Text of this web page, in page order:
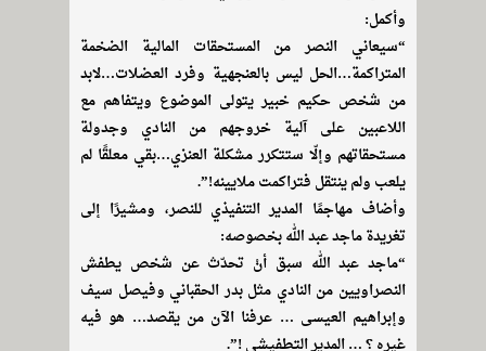
وأكمل:
“سيعاني النصر من المستحقات المالية الضخمة
المتراكمة…الحل ليس بالعنجهية وفرد العضلات…لابد
من شخص حكيم خبير يتولى الموضوع ويتفاهم مع
اللاعبين على آلية خروجهم من النادي وجدولة
مستحقاتهم وإلّا ستتكرر مشكلة العنزي…بقي معلقًا لم
يلعب ولم ينتقل فتراكمت ملايينه!”.
وأضاف مهاجمًا المدير التنفيذي للنصر، ومشيرًا إلى
تغريدة ماجد عبد الله بخصوصه:
“ماجد عبد الله سبق أنْ تحدّث عن شخص يطفش
النصراويين من النادي مثل بدر الحقباني وفيصل سيف
وإبراهيم العيسى … عرفنا الآن من يقصد… هو فيه
غيره ؟ … المدير التطفيشي !”.